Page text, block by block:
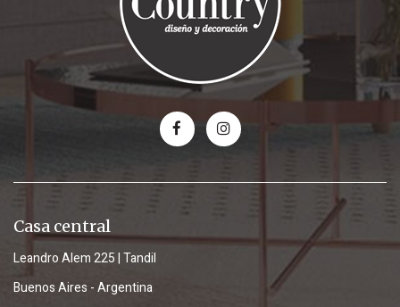
Casa central
Leandro Alem 225 | Tandil
Buenos Aires - Argentina